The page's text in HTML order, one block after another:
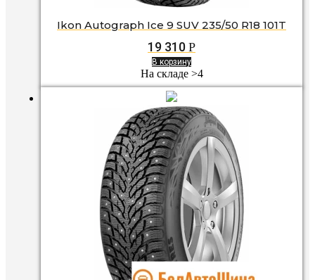
Ikon Autograph Ice 9 SUV 235/50 R18 101T
19 310 Р
В корзину
На складе >4